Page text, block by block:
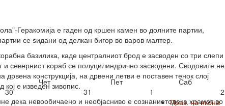
Геракомија е гаден од кршен камен во долните партии,
се ѕидани од делкан бигор во варов малтер.
базилика, каде централниот брод е засводен со три слепи
и северниот кораб се полуцилиндрично засводени. Сводовите не
дрвена конструкција, на дрвени летви е поставен тенок слој
кој е изведен зивопис.
дека невообичаено и необјасниво е сознаниетодека храмот во
Чет Пет Саб
30 31
1
Праз. на икона
2